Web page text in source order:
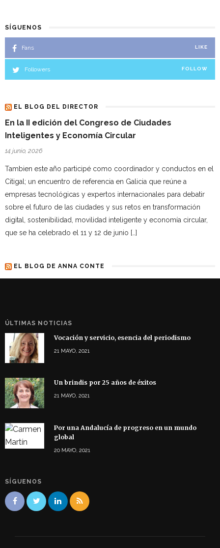
SÍGUENOS
Fans LIKE
Followers FOLLOW
EL BLOG DEL DIRECTOR
En la II edición del Congreso de Ciudades
Inteligentes y Economía Circular
14 junio, 2026
Tambien este año participé como coordinador y conductos en el
Citigal; un encuentro de referencia en Galicia que reúne a
empresas tecnológicas y expertos internacionales para debatir
sobre el futuro de las ciudades y sus retos en transformación
digital, sostenibilidad, movilidad inteligente y economía circular,
que se ha celebrado el 11 y 12 de junio […]
EL BLOG DE ANNA CONTE
ÚLTIMAS NOTICIAS
Vocación y servicio, esencia del periodismo
21 MAYO, 2021
Un brindis por 25 años de éxitos
21 MAYO, 2021
Por una Andalucía de progreso en un mundo
global
20 MAYO, 2021
SÍGUENOS